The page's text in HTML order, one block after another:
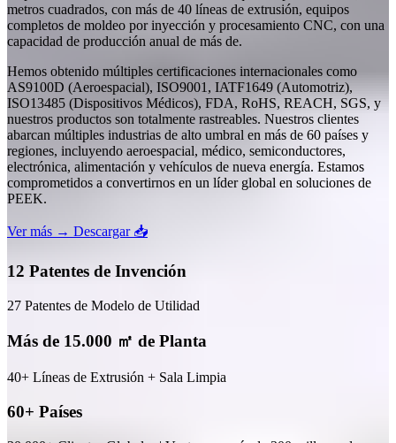
metros cuadrados, con más de 40 líneas de extrusión, equipos
completos de moldeo por inyección y procesamiento CNC, con una
capacidad de producción anual de más de.
Hemos obtenido múltiples certificaciones internacionales como
AS9100D (Aeroespacial), ISO9001, IATF1649 (Automotriz),
ISO13485 (Dispositivos Médicos), FDA, RoHS, REACH, SGS, y
nuestros productos son totalmente rastreables. Nuestros clientes
abarcan múltiples industrias de alto umbral en más de 60 países y
regiones, incluyendo aeroespacial, médico, semiconductores,
electrónica, alimentación y vehículos de nueva energía. Estamos
comprometidos a convertirnos en un líder global en soluciones de
PEEK.
Ver más → Descargar 📥
12 Patentes de Invención
27 Patentes de Modelo de Utilidad
Más de 15.000 ㎡ de Planta
40+ Líneas de Extrusión + Sala Limpia
60+ Países